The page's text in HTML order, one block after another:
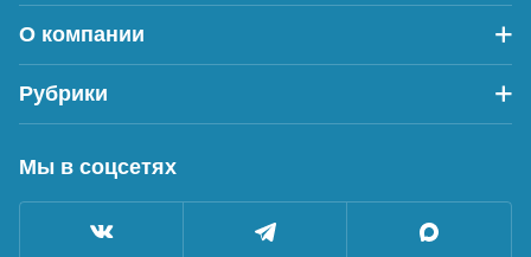
О компании
Рубрики
Мы в соцсетях